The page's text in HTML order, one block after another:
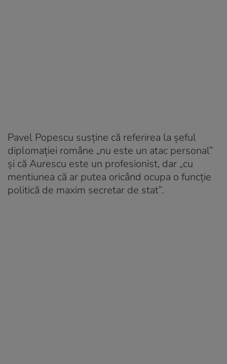
Pavel Popescu susține că referirea la șeful
diplomației române „nu este un atac personal”
și că Aurescu este un profesionist, dar „cu
mentiunea că ar putea oricând ocupa o funcție
politică de maxim secretar de stat”.